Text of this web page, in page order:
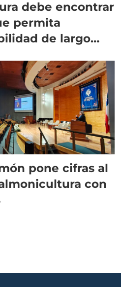
debe encontrar
permita
de largo
pone cifras al
con